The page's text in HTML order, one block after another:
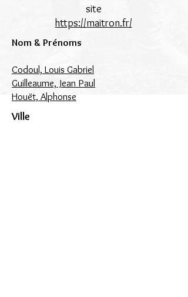
site
https://maitron.fr/
Nom & Prénoms
Codoul, Louis Gabriel
Guilleaume, Jean Paul
Houët, Alphonse
Ville